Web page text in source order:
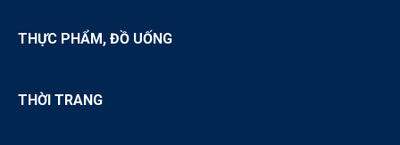
THỰC PHẨM, ĐỒ UỐNG
THỜI TRANG